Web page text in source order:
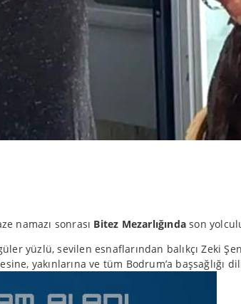
namazı sonrası Bitez Mezarlığında son
yüzlü, sevilen esnaflarından balıkçı Zeki
yakınlarına ve tüm Bodrum’a başsağlığı